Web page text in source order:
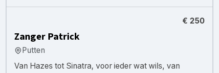
€ 250
Zanger Patrick
Putten
Van Hazes tot Sinatra, voor ieder wat wils, van